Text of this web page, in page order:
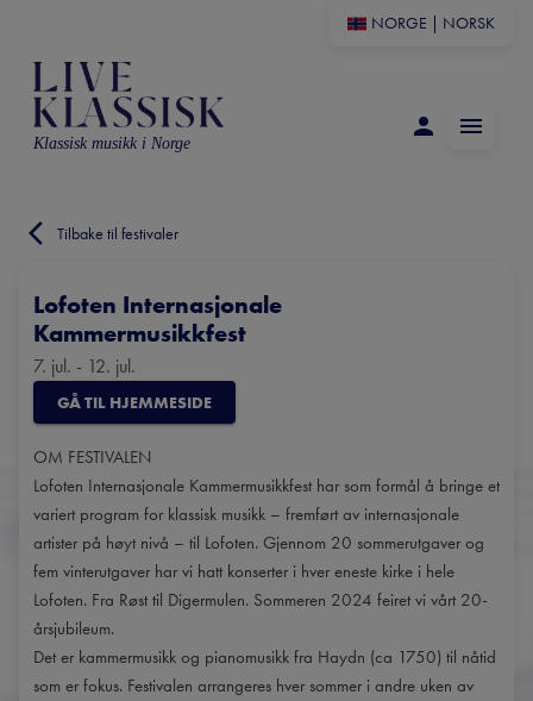
NORGE NORSK
Klassisk musikk i Norge
Tilbake til festivaler
Lofoten Internasjonale
Kammermusikkfest
7. jul. - 12. jul.
GÅ TIL HJEMMESIDE
OM FESTIVALEN
Lofoten Internasjonale Kammermusikkfest har som formål å bringe et
variert program for klassisk musikk – fremført av internasjonale
artister på høyt nivå – til Lofoten. Gjennom 20 sommerutgaver og
fem vinterutgaver har vi hatt konserter i hver eneste kirke i hele
Lofoten. Fra Røst til Digermulen. Sommeren 2024 feiret vi vårt 20-
årsjubileum.
Det er kammermusikk og pianomusikk fra Haydn (ca 1750) til nåtid
som er fokus. Festivalen arrangeres hver sommer i andre uken av